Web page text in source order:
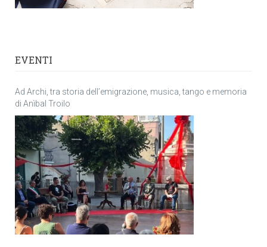
EVENTI
Ad Archi, tra storia dell’emigrazione, musica, tango e memoria
di Anìbal Troilo